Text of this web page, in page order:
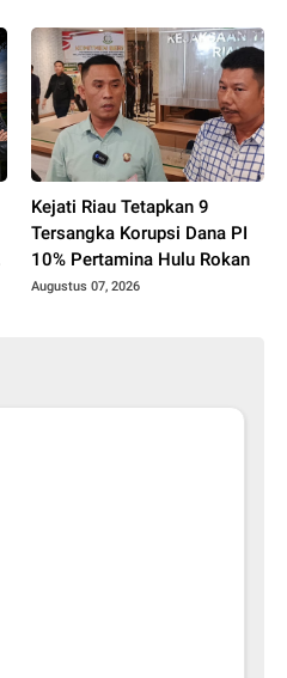
Kejati Riau Tetapkan 9
Tersangka Korupsi Dana PI
10% Pertamina Hulu Rokan
Augustus 07, 2026